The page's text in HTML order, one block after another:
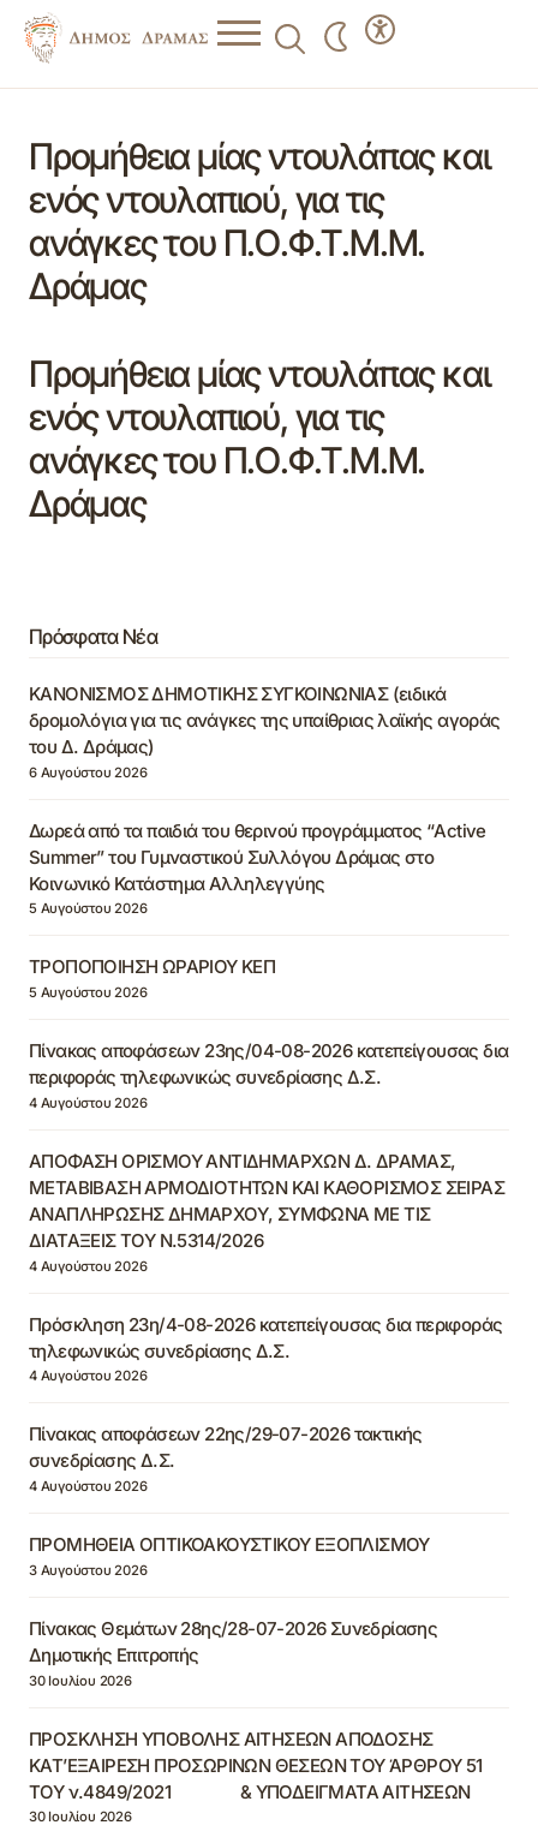
Προμήθεια μίας ντουλάπας και
ενός ντουλαπιού, για τις
ανάγκες του Π.Ο.Φ.Τ.Μ.Μ.
Δράμας
Προμήθεια μίας ντουλάπας και
ενός ντουλαπιού, για τις
ανάγκες του Π.Ο.Φ.Τ.Μ.Μ.
Δράμας
Πρόσφατα Νέα
ΚΑΝΟΝΙΣΜΟΣ ΔΗΜΟΤΙΚΗΣ ΣΥΓΚΟΙΝΩΝΙΑΣ (ειδικά
δρομολόγια για τις ανάγκες της υπαίθριας λαϊκής αγοράς
του Δ. Δράμας)
6 Αυγούστου 2026
Δωρεά από τα παιδιά του θερινού προγράμματος “Active
Summer” του Γυμναστικού Συλλόγου Δράμας στο
Κοινωνικό Κατάστημα Αλληλεγγύης
5 Αυγούστου 2026
ΤΡΟΠΟΠΟΙΗΣΗ ΩΡΑΡΙΟΥ ΚΕΠ
5 Αυγούστου 2026
Πίνακας αποφάσεων 23ης/04-08-2026 κατεπείγουσας δια
περιφοράς τηλεφωνικώς συνεδρίασης Δ.Σ.
4 Αυγούστου 2026
ΑΠΟΦΑΣΗ ΟΡΙΣΜΟΥ ΑΝΤΙΔΗΜΑΡΧΩΝ Δ. ΔΡΑΜΑΣ,
ΜΕΤΑΒΙΒΑΣΗ ΑΡΜΟΔΙΟΤΗΤΩΝ ΚΑΙ ΚΑΘΟΡΙΣΜΟΣ ΣΕΙΡΑΣ
ΑΝΑΠΛΗΡΩΣΗΣ ΔΗΜΑΡΧΟΥ, ΣΥΜΦΩΝΑ ΜΕ ΤΙΣ
ΔΙΑΤΑΞΕΙΣ ΤΟΥ Ν.5314/2026
4 Αυγούστου 2026
Πρόσκληση 23η/4-08-2026 κατεπείγουσας δια περιφοράς
τηλεφωνικώς συνεδρίασης Δ.Σ.
4 Αυγούστου 2026
Πίνακας αποφάσεων 22ης/29-07-2026 τακτικής
συνεδρίασης Δ.Σ.
4 Αυγούστου 2026
ΠΡΟΜΗΘΕΙΑ ΟΠΤΙΚΟΑΚΟΥΣΤΙΚΟΥ ΕΞΟΠΛΙΣΜΟΥ
3 Αυγούστου 2026
Πίνακας Θεμάτων 28ης/28-07-2026 Συνεδρίασης
Δημοτικής Επιτροπής
30 Ιουλίου 2026
ΠΡΟΣΚΛΗΣΗ ΥΠΟΒΟΛΗΣ ΑΙΤΗΣΕΩΝ ΑΠΟΔΟΣΗΣ
ΚΑΤ’ΕΞΑΙΡΕΣΗ ΠΡΟΣΩΡΙΝΩΝ ΘΕΣΕΩΝ ΤΟΥ ΆΡΘΡΟΥ 51
ΤΟΥ ν.4849/2021 & ΥΠΟΔΕΙΓΜΑΤΑ ΑΙΤΗΣΕΩΝ
30 Ιουλίου 2026